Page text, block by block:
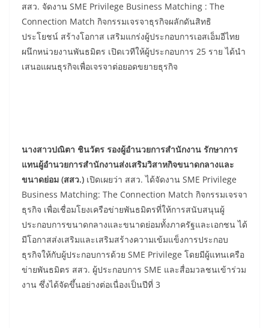
สสว. จัดงาน SME Privilege Business Matching : The
Connection Match กิจกรรมเจรจาธุรกิจผลักดันสิทธิ
ประโยชน์ สร้างโอกาส เสริมแกร่งผู้ประกอบการเอสเอ็มอีไทย
ผนึกหน่วยงานพันธมิตร เปิดเวทีให้ผู้ประกอบการ 25 ราย ได้นำ
เสนอแผนธุรกิจเพื่อเจรจาต่อยอดขยายธุรกิจ
นางสาวปณิตา ชินวัตร รองผู้อำนวยการสำนักงาน รักษาการ
แทนผู้อำนวยการสำนักงานส่งเสริมวิสาหกิจขนาดกลางและ
ขนาดย่อม (สสว.) เปิดเผยว่า สสว. ได้จัดงาน SME Privilege
Business Matching: The Connection Match กิจกรรมเจรจา
ธุรกิจ เพื่อเชื่อมโยงเครือข่ายพันธมิตรที่ให้การสนับสนุนผู้
ประกอบการขนาดกลางและขนาดย่อมทั้งภาครัฐและเอกชน ได้
มีโอกาสส่งเสริมและเสริมสร้างความเข้มแข็งการประกอบ
ธุรกิจให้กับผู้ประกอบการด้วย SME Privilege โดยมีผู้แทนเครือ
ข่ายพันธมิตร สสว. ผู้ประกอบการ SME และสื่อมวลชนเข้าร่วม
งาน ซึ่งได้จัดขึ้นอย่างต่อเนื่องเป็นปีที่ 3